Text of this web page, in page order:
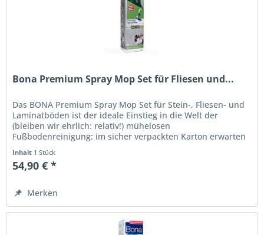
Bona Premium Spray Mop Set für Fliesen und...
Das BONA Premium Spray Mop Set für Stein-, Fliesen- und
Laminatböden ist der ideale Einstieg in die Welt der
(bleiben wir ehrlich: relativ!) mühelosen
Fußbodenreinigung: im sicher verpackten Karton erwarten
Inhalt 1 Stück
54,90 € *
Merken